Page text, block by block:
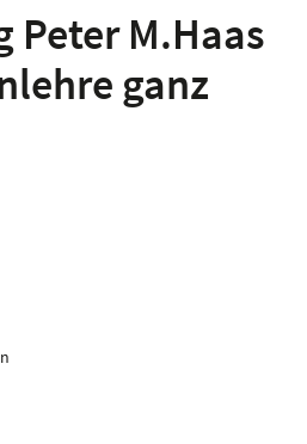
Peter M.Haas
ganz